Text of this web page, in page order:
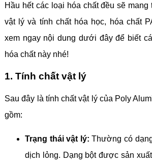
Hầu hết các loại hóa chất đều sẽ mang
vật lý và tính chất hóa học, hóa chất
xem ngay nội dung dưới đây để biết
hóa chất này nhé!
1. Tính chất vật lý
Sau đây là tính chất vật lý của Poly
gồm:
Trạng thái vật lý: Thường có
dịch lỏng. Dạng bột được sản